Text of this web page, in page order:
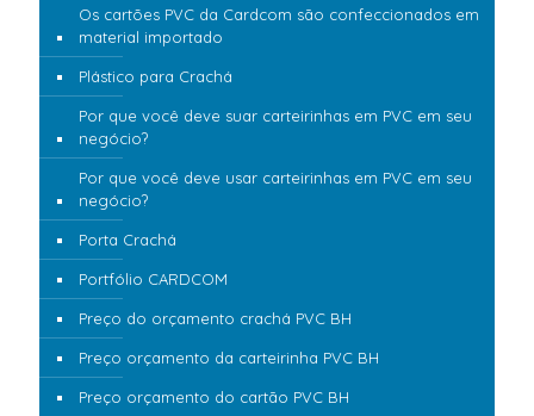
Os cartões PVC da Cardcom são confeccionados em
material importado
Plástico para Crachá
Por que você deve suar carteirinhas em PVC em seu
negócio?
Por que você deve usar carteirinhas em PVC em seu
negócio?
Porta Crachá
Portfólio CARDCOM
Preço do orçamento crachá PVC BH
Preço orçamento da carteirinha PVC BH
Preço orçamento do cartão PVC BH